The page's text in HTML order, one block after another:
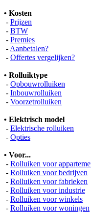
• Kosten
- Prijzen
- BTW
- Premies
- Aanbetalen?
- Offertes vergelijken?
• Rolluiktype
- Opbouwrolluiken
- Inbouwrolluiken
- Voorzetrolluiken
• Elektrisch model
- Elektrische rolluiken
- Opties
• Voor...
- Rolluiken voor
- Rolluiken voor bedrijven
- Rolluiken voor fabrieken
- Rolluiken voor industrie
- Rolluiken voor winkels
- Rolluiken voor woningen